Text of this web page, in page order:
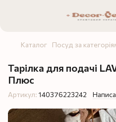
Каталог Посуд за
Тарілка для подачі
Плюс
Артикул: 140376223242